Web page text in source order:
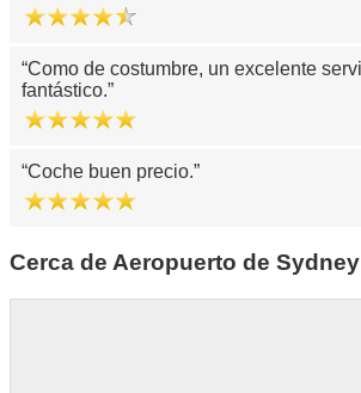
Como de costumbre, un excelente
fantástico.
Coche buen precio.
Cerca de Aeropuerto de Sydney